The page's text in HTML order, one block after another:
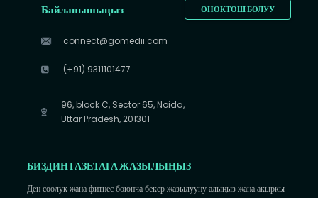
ӨНӨКТӨШ БОЛУУ
Байланышыңыз
connect@gomedii.com
(+91) 9311101477
96, block C, Sector 65, Noida,
Uttar Pradesh, 201301
БИЗДИН ГАЗЕТАГА ЖАЗЫЛЫҢЫЗ
Ден соолук жана фитнес боюнча бекер жазылууну алыңыз жана акыркы